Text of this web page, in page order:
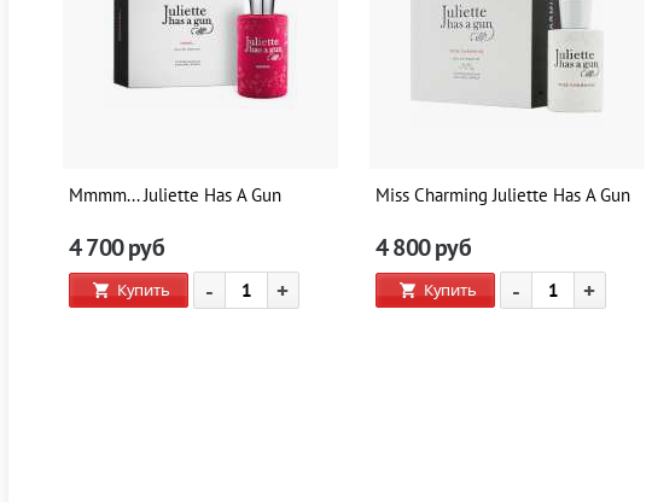
Mmmm... Juliette Has A Gun
4 700руб
Купить - +
Miss Charming Juliette Has A Gun
4 800руб
Купить - +